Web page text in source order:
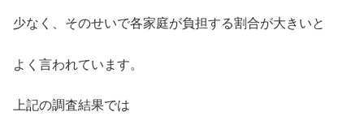
少なく、そのせいで各家庭が負担する割合が大きいと
よく言われています。
上記の調査結果では